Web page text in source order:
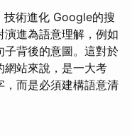
術進化 Google的搜
進為語意理解，例如
子背後的意圖。這對於
網站來說，是一大考
，而是必須建構語意清